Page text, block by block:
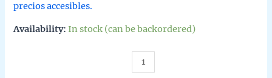
precios accesibles.
Availability: In stock (can be backordered)
Incienso
dhoop